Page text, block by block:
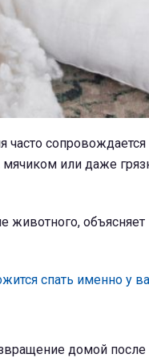
часто
мячиком или даже
животного, объясняет
спать именно у
домой после